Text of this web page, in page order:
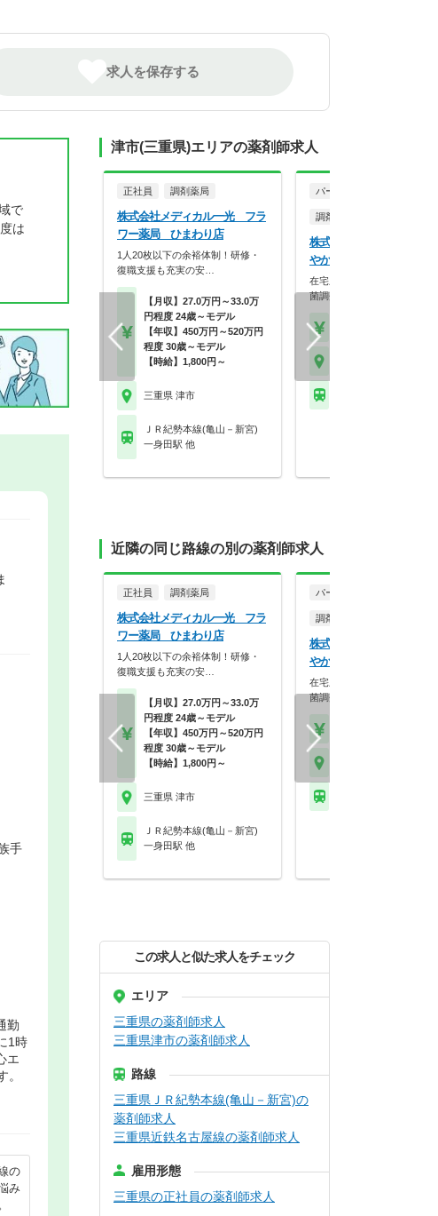
求人を保存する
で
は
手
勤
1時
エ
の
み
津市(三重県)エリアの薬剤師求人
正社員 調剤薬局
株式会社メディカル一光 フラ
ワー薬局 ひまわり店
1人20枚以下の余裕体制！研修・
復職支援も充実の安…
【月収】27.0万円～33.0万
円程度 24歳～モデル
【年収】450万円～520万円
程度 30歳～モデル
【時給】1,800円～
三重県 津市
ＪＲ紀勢本線(亀山－新宮)
一身田駅 他
パート・アルバイト
調剤薬局
株式会社メディカルリン
やか薬局 津新町店
在宅応需数県内トップクラス
菌調剤や緩和ケアにも…
近隣の同じ路線の別の薬剤師求人
正社員 調剤薬局
株式会社メディカル一光 フラ
ワー薬局 ひまわり店
1人20枚以下の余裕体制！研修・
復職支援も充実の安…
【月収】27.0万円～33.0万
円程度 24歳～モデル
【年収】450万円～520万円
程度 30歳～モデル
【時給】1,800円～
三重県 津市
ＪＲ紀勢本線(亀山－新宮)
一身田駅 他
パート・アルバイト
調剤薬局
株式会社メディカルリン
やか薬局 津新町店
在宅応需数県内トップクラス
菌調剤や緩和ケアにも…
この求人と似た求人をチェック
エリア
三重県の薬剤師求人
三重県津市の薬剤師求人
路線
三重県ＪＲ紀勢本線(亀山－新宮)の
薬剤師求人
三重県近鉄名古屋線の薬剤師求人
雇用形態
三重県の正社員の薬剤師求人